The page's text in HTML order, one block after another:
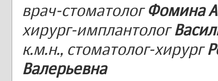
врач-стоматолог Фомина
хирург-имплантолог
к.м.н., стоматолог-хирург
Валерьевна